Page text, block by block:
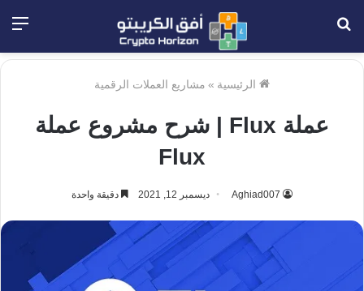
الرئيسية » مشاريع العملات الرقمية
عملة Flux | شرح مشروع عملة
Flux
Aghiad007 ديسمبر 12, 2021 دقيقة واحدة